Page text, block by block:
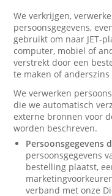
We verkrijgen,
persoonsgegevens,
gebruikt om naar JET-
computer, mobiel of
verstrekt door een
te maken of
We verwerken
die we automatisch
externe bronnen voor
worden beschreven.
Persoonsgegevens
persoonsgegevens
bestelling plaatst,
verband met onze